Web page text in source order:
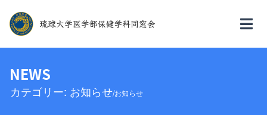
NEWS
カテゴリー: お知らせ/お知らせ